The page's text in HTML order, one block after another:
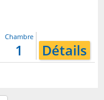
Chambre
1 Détails